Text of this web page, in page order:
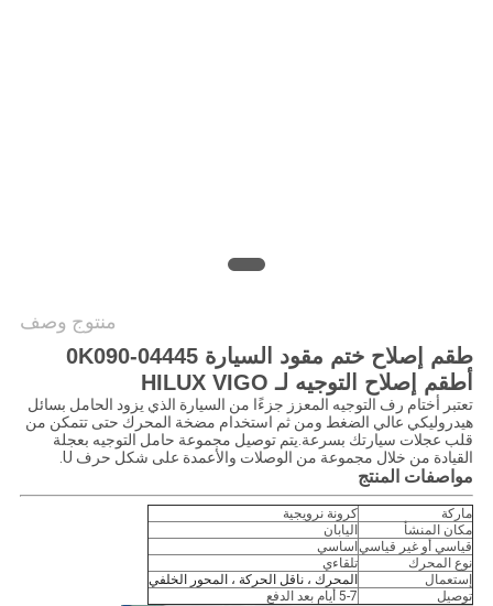
منتوج وصف
طقم إصلاح ختم مقود السيارة 04445-0K090
أطقم إصلاح التوجيه لـ HILUX VIGO
تعتبر أختام رف التوجيه المعزز جزءًا من السيارة الذي يزود الحامل بسائل
هيدروليكي عالي الضغط ومن ثم استخدام مضخة المحرك حتى تتمكن من
قلب عجلات سيارتك بسرعة.يتم توصيل مجموعة حامل التوجيه بعجلة
القيادة من خلال مجموعة من الوصلات والأعمدة على شكل حرف U.
مواصفات المنتج
ماركة
كرونة نرويجية
مكان المنشأ
اليابان
قياسي أو غير قياسي اساسي
نوع المحرك
تلقاءي
إستعمال
المحرك ، ناقل الحركة ، المحور الخلفي
توصيل
5-7 أيام بعد الدفع